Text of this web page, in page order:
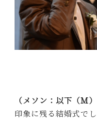
（メソン：以下（Ｍ
印象に残る結婚式でし